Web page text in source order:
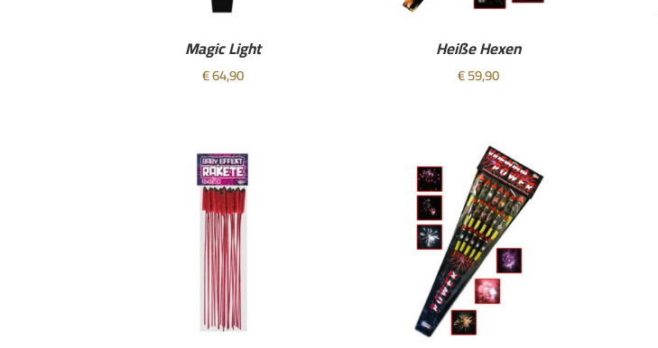
Magic Light
€64,90
Heiße Hexen
€59,90